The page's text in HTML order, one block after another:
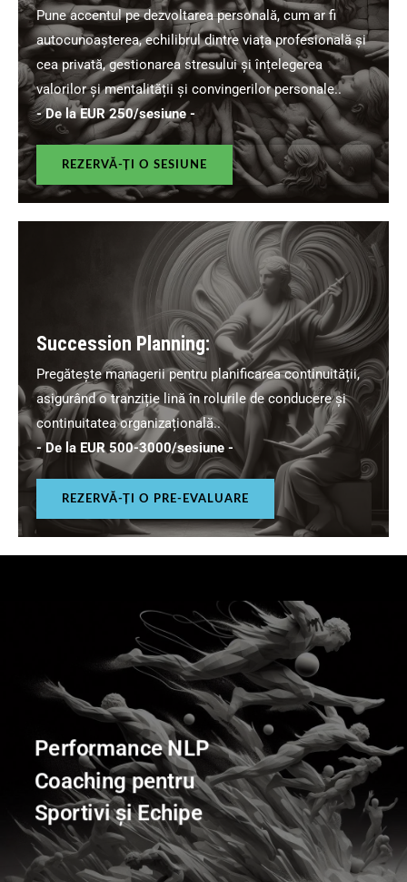
Pune accentul pe dezvoltarea personală, cum ar fi
autocunoașterea, echilibrul dintre viața profesională și
cea privată, gestionarea stresului și înțelegerea
valorilor și mentalității și convingerilor personale..
- De la EUR 250/sesiune -
REZERVĂ-ȚI O SESIUNE
Succession Planning:
Pregătește managerii pentru planificarea continuității,
asigurând o tranziție lină în rolurile de conducere și
continuitatea organizațională..
- De la EUR 500-3000/sesiune -
REZERVĂ-ȚI O PRE-EVALUARE
Performance NLP
Coaching pentru
Sportivi și Echipe